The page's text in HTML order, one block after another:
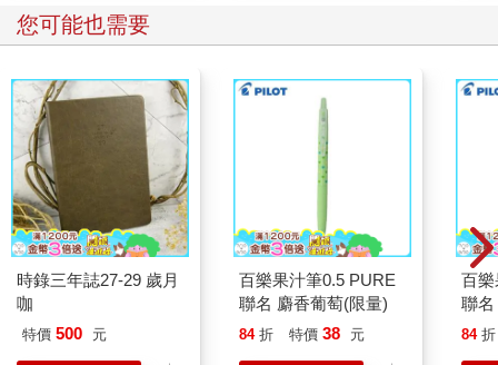
您可能也需要
時錄三年誌27-29 歲月
咖
特價 500 元
百樂果汁筆0.5 PURE
聯名 麝香葡萄(限量)
84 折 特價 38 元
百
聯
84 折